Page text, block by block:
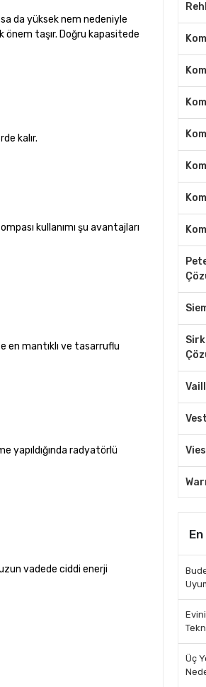
da yüksek nem nedeniyle
önem taşır. Doğru kapasitede
kalır.
kullanımı şu avantajları
en mantıklı ve tasarruflu
yapıldığında radyatörlü
vadede ciddi enerji
Üç